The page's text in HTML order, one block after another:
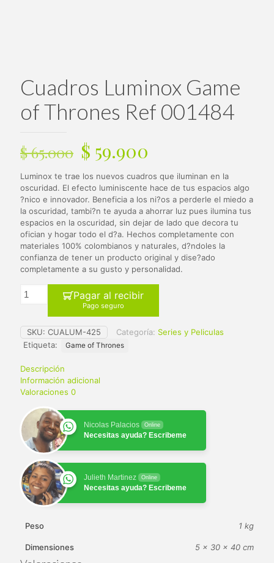
Cuadros Luminox Game
of Thrones Ref 001484
$65.000 El
precio
original
era:
$ 65.000.
$ 59.900
precio
actual
es:
$ 59.900.
Luminox te trae los nuevos cuadros que iluminan en la
oscuridad. El efecto luminiscente hace de tus espacios algo
?nico e innovador. Beneficia a los ni?os a perderle el miedo a
la oscuridad, tambi?n te ayuda a ahorrar luz pues ilumina tus
espacios en la oscuridad, sin dejar de lado que decora tu
ofician y hogar todo el d?a. Hechos completamente con
materiales 100% colombianos y naturales, d?ndoles la
confianza de tener un producto original y dise?ado
completamente a su gusto y personalidad.
Pagar al recibir
Pago seguro
SKU: CUALUM-425 Categoría: Series y Peliculas
Etiqueta:
Game of Thrones
Descripción
Información adicional
Valoraciones 0
Nicolas Palacios Online
Necesitas ayuda? Escribeme
Julieth Martinez Online
Necesitas ayuda? Escribeme
Peso 1 kg
Dimensiones 5 × 30 × 40 cm